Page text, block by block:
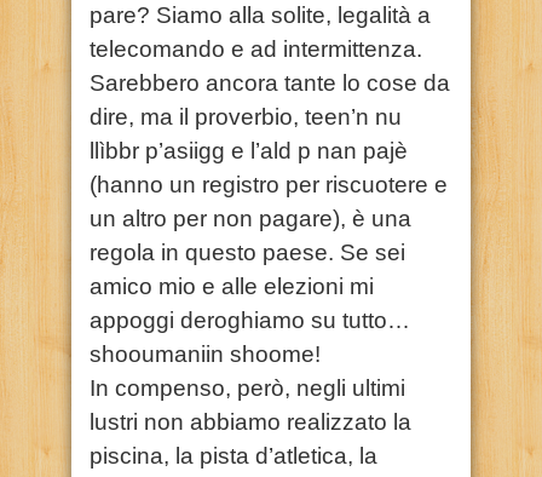
pare? Siamo alla solite, legalità a
telecomando e ad intermittenza.
Sarebbero ancora tante lo cose da
dire, ma il proverbio, teen’n nu
llìbbr p’asiigg e l’ald p nan pajè
(hanno un registro per riscuotere e
un altro per non pagare), è una
regola in questo paese. Se sei
amico mio e alle elezioni mi
appoggi deroghiamo su tutto…
shooumaniin shoome!
In compenso, però, negli ultimi
lustri non abbiamo realizzato la
piscina, la pista d’atletica, la